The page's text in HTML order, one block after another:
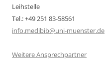
Leihstelle
Tel.: +49 251 83-58561
info.medibib@uni-muenster.de
Weitere Ansprechpartner